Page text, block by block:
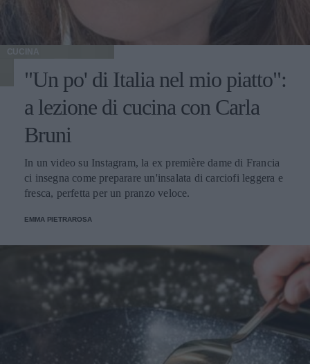
CUCINA
"Un po' di Italia nel mio piatto":
a lezione di cucina con Carla
Bruni
In un video su Instagram, la ex première dame di Francia
ci insegna come preparare un'insalata di carciofi leggera e
fresca, perfetta per un pranzo veloce.
EMMA PIETRAROSA